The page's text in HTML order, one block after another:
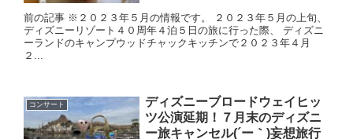
前の記事 ※２０２３年５月の情報です。 ２０２３年５月の上旬、
ディズニーリゾート４０周年４泊５日の旅に行った際、 ディズニ
ーランドのキャンプウッドチャックキッチンで２０２３年４月
２...
コンサート
ディズニーブロードウェイヒッ
ツ公演延期！７月末のディズニ
ー旅キャンセル(´ー｀)妄想旅行